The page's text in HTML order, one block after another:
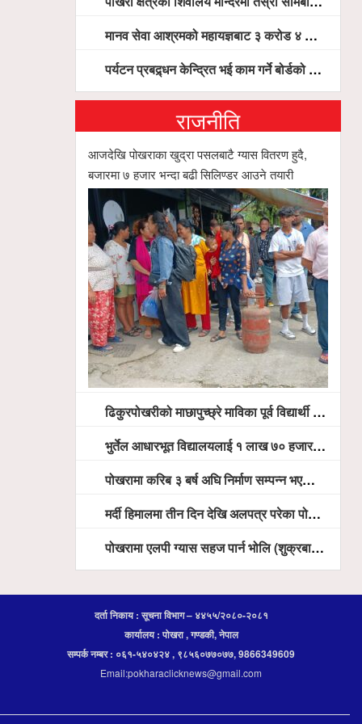
मानव सेवा आश्रमको महायज्ञबाट ३ करोड ४ लाख ५९ हजार बचत, १ करोड ४४ लाख उठ्न बाँकी, विना संचार माध्यम तर प्रचार प्रसारमै भयो १९ लाख खर्च !
पर्यटन प्रबद्र्धन केन्द्रित भई काम गर्ने बोर्डको योजना छः सदस्य पोखरेल, चलिय पोखरालाई थप प्रभावकारी बनाउन होटल संघको माग
राजनीति
आजदेखि पोखराका खुद्रा पसलबाटै ग्यास वितरण हुदै,
बजारमा ७ हजार भन्दा बढी सिलिण्डर आउने तयारी
ढिकुरपोखरीको माछापुच्छ्रे माविका पूर्व विद्यार्थी मञ्चद्धारा निःशुल्क आँखा शिविर सञ्चालन, ५ सय जना लाभान्वित
भुर्तेल आधारभूत विद्यालयलाई १ लाख ७० हजार रुपैयाँ बराबरका शैक्षिक सामग्री हस्तान्तरण
पोखरामा करिब ३ बर्ष अघि निर्माण सम्पन्न भएको विद्युतीय शवदाह गृह अझै संचालनमा आउन सकेन, तत्काल संचालन गर्न स्थानियको माग
मर्दी हिमालमा तीन दिन देखि अलपत्र परेका पोखराका तीन युवाको सशस्त्र प्रहरी सहितको टोलीको साहसिक उद्धार
पोखरामा एलपी ग्यास सहज पार्न भोलि (शुक्रबार) देखि खुद्रा पसलबाटै बिक्रि वितरण हुने, स्टोर नगर्न आग्रह
दर्ता निकाय : सूचना विभाग – ४४५५/२०८०-२०८१
कार्यालय : पोखरा , गण्डकी, नेपाल
सम्पर्क नम्बर : ०६१-५४०४२४ , ९८५६०७७०७७, 9866349609
Email:pokharaclicknews@gmail.com